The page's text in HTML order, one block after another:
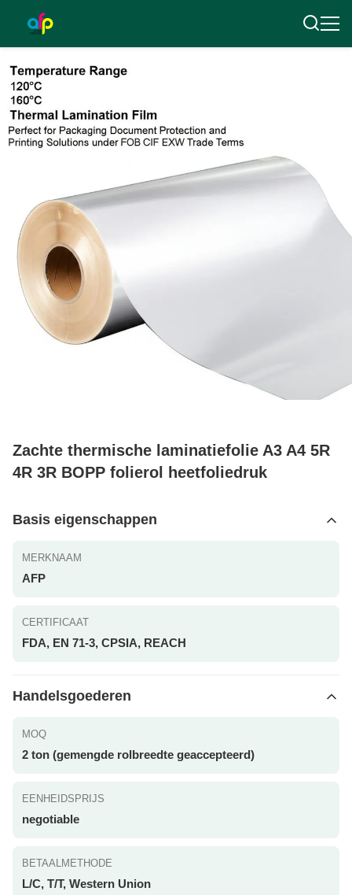
Zachte thermische laminatiefolie A3 A4 5R
4R 3R BOPP folierol heetfoliedruk
Basis eigenschappen
MERKNAAM
AFP
CERTIFICAAT
FDA, EN 71-3, CPSIA, REACH
Handelsgoederen
MOQ
2 ton (gemengde rolbreedte geaccepteerd)
EENHEIDSPRIJS
negotiable
BETAALMETHODE
L/C, T/T, Western Union